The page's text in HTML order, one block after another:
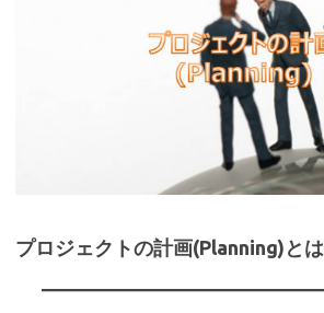
プロジェクトの計画(Planning)とは